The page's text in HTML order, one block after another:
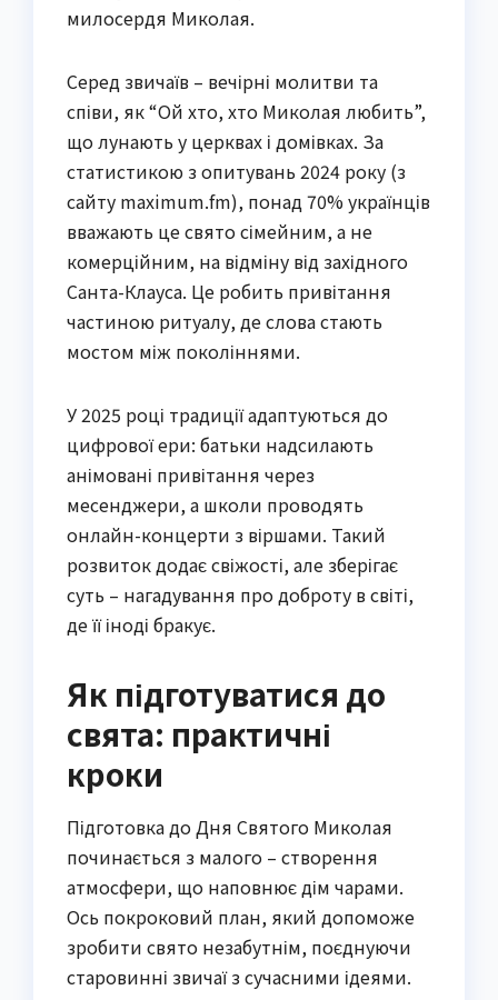
милосердя Миколая.
Серед звичаїв – вечірні молитви та
співи, як “Ой хто, хто Миколая любить”,
що лунають у церквах і домівках. За
статистикою з опитувань 2024 року (з
сайту maximum.fm), понад 70% українців
вважають це свято сімейним, а не
комерційним, на відміну від західного
Санта-Клауса. Це робить привітання
частиною ритуалу, де слова стають
мостом між поколіннями.
У 2025 році традиції адаптуються до
цифрової ери: батьки надсилають
анімовані привітання через
месенджери, а школи проводять
онлайн-концерти з віршами. Такий
розвиток додає свіжості, але зберігає
суть – нагадування про доброту в світі,
де її іноді бракує.
Як підготуватися до
свята: практичні
кроки
Підготовка до Дня Святого Миколая
починається з малого – створення
атмосфери, що наповнює дім чарами.
Ось покроковий план, який допоможе
зробити свято незабутнім, поєднуючи
старовинні звичаї з сучасними ідеями.